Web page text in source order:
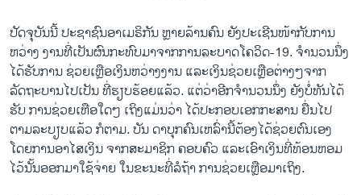
ສຽງ
ລາຍການກະຈາຍສຽງ
ລາຍງານ
ຕິດຕາມພວກເຮົາ ທີ່
ພາສາຕ່າງໆ
ປັດຈຸບັນນີ້ ປະຊາຊົນອາເມຣິກັນ ຫຼາຍລ້ານຄົນ ຍັງປະເຊີນໜ້າກັບການ
ຫວ່າງ ງານທີ່ເປັນຜົນກະທົບມາຈາກການລະບາດໂຄວິດ-19. ຈຳນວນນຶ່ງ
ໄດ້ຮັບການ ຊ່ວຍເຫຼືອເງິນຫວ່າງງານ ແລະເງິນຊ່ວຍເຫຼືອຕ່າງໆຈາກ
ລັດຖະບານໄປເປັນ ທີ່ຮຽບຮ້ອຍແລ້ວ. ແຕ່ວ່າອີກຈຳນວນນຶ່ງ ຍັງບໍ່ທັນໄດ້
ຮັບ ການຊ່ວຍເຫືອໃດໆ ເຖິງແມ່ນວ່າ ໄດ້ປະກອບເອກກະສານ ຍື່ນໄປ
ຕາມລະບຽບແລ້ວ ກໍຕາມ. ບັນ ດາບຸກຄົນເຫລົ່ານີ້ຕ້ອງໄດ້ຊ່ວຍຕົນເອງ
ໂດຍການອາໄສເງິນ ຈາກສະມາຊິກ ຄອບຄົວ ແລະເອົາເງິນທີ່ທ້ອນຫອມ
ໄວ້ນັ້ນອອກມາໃຊ້ຈ່າຍ ໃນຂະນະທີ່ລໍຖ້າ ການຊ່ວຍເຫຼືອມາເຖິງ.